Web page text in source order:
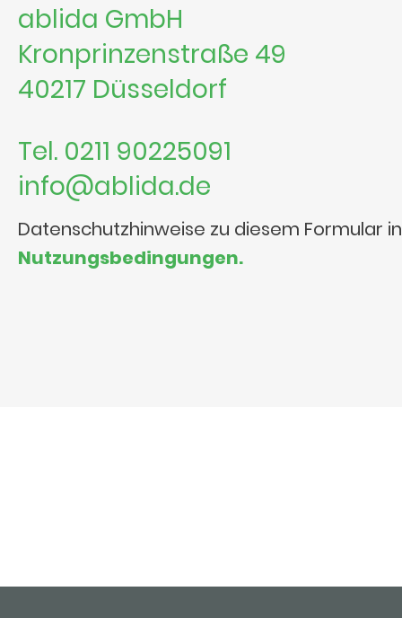
ablida GmbH
Kronprinzenstraße 49
40217 Düsseldorf
Tel. 0211 90225091
info@ablida.de
Datenschutzhinweise zu diesem Formular
Nutzungsbedingungen.